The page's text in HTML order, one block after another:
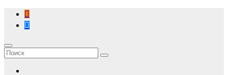
Перейти
содержимому